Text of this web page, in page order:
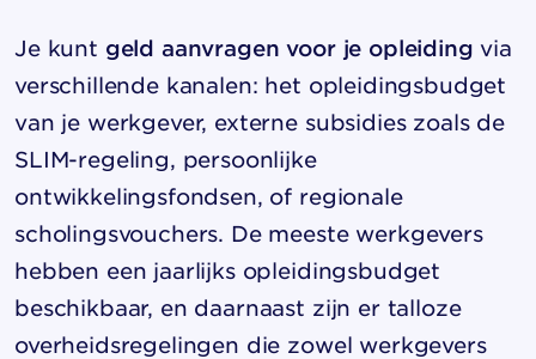
Je kunt geld aanvragen voor je opleiding via
verschillende kanalen: het opleidingsbudget
van je werkgever, externe subsidies zoals de
SLIM-regeling, persoonlijke
ontwikkelingsfondsen, of regionale
scholingsvouchers. De meeste werkgevers
hebben een jaarlijks opleidingsbudget
beschikbaar, en daarnaast zijn er talloze
overheidsregelingen die zowel werkgevers